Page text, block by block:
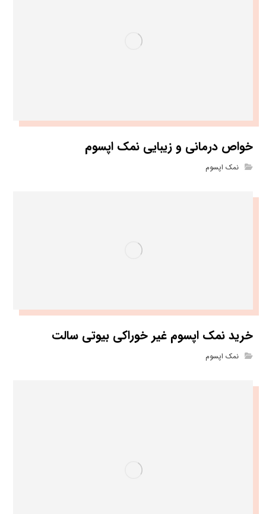
خواص درمانی و زیبایی نمک اپسوم
نمک اپسوم
خرید نمک اپسوم غیر خوراکی بیوتی سالت
نمک اپسوم